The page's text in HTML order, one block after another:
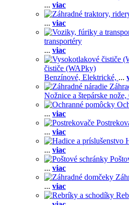
... viac
... viac
transportéry
... viac
čističe (WAPky)
Benzínové, Elektrické, ...
Nožnice a štepárske nože,
... viac
... viac
... viac
... viac
... viac